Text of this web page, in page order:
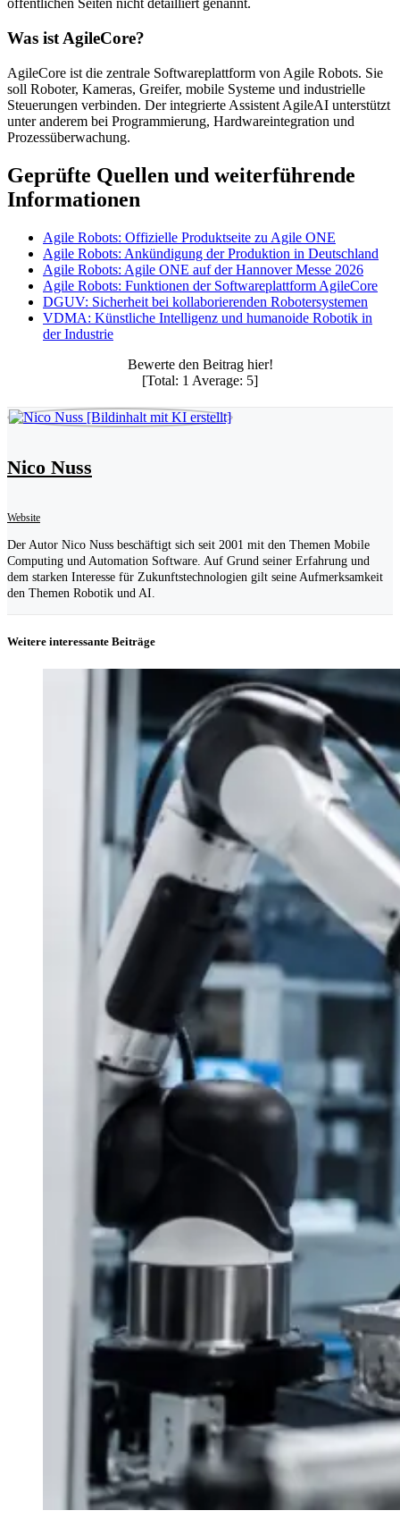
öffentlichen Seiten nicht detailliert genannt.
Was ist AgileCore?
AgileCore ist die zentrale Softwareplattform von Agile Robots. Sie
soll Roboter, Kameras, Greifer, mobile Systeme und industrielle
Steuerungen verbinden. Der integrierte Assistent AgileAI unterstützt
unter anderem bei Programmierung, Hardwareintegration und
Prozessüberwachung.
Geprüfte Quellen und weiterführende
Informationen
Agile Robots: Offizielle Produktseite zu Agile ONE
Agile Robots: Ankündigung der Produktion in Deutschland
Agile Robots: Agile ONE auf der Hannover Messe 2026
Agile Robots: Funktionen der Softwareplattform AgileCore
DGUV: Sicherheit bei kollaborierenden Robotersystemen
VDMA: Künstliche Intelligenz und humanoide Robotik in
der Industrie
Bewerte den Beitrag hier!
[Total: 1 Average: 5]
Nico Nuss
Website
Der Autor Nico Nuss beschäftigt sich seit 2001 mit den Themen Mobile
Computing und Automation Software. Auf Grund seiner Erfahrung und
dem starken Interesse für Zukunftstechnologien gilt seine Aufmerksamkeit
den Themen Robotik und AI.
Weitere interessante Beiträge